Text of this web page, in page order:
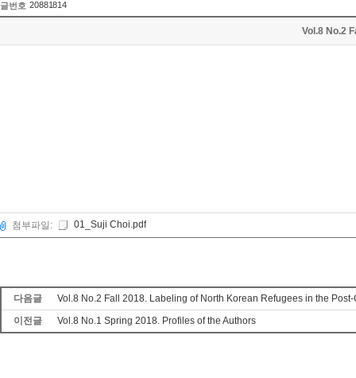
글번호 20881814
Vol.8 No.2
첨부파일: 01_Suji Choi.pdf
다음글
Vol.8 No.2 Fall 2018. Labeling of North Korean Refugees in the
이전글
Vol.8 No.1 Spring 2018. Profiles of the Authors